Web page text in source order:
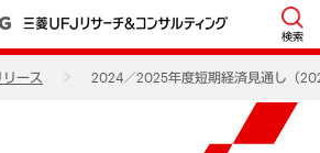
検索
ース 2024／2025年度短期経済見通し（